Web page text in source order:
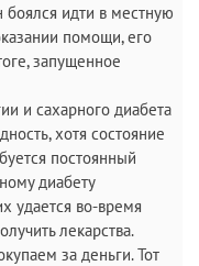
идти в местную
помощи, его
запущенное
и сахарного диабета
хотя состояние
постоянный
диабету
удается во-время
лекарства.
за деньги. Тот